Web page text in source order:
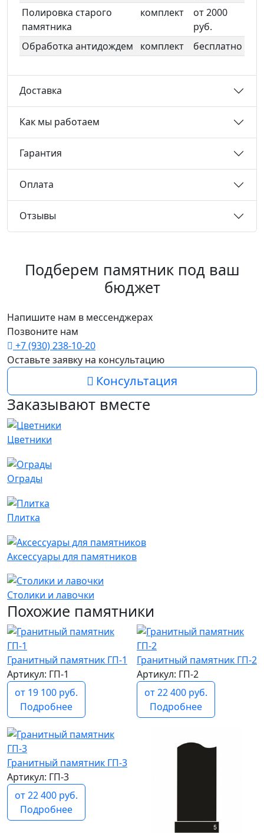
Полировка старого
памятника
комплект
от 2000
руб.
Обработка антидождем
комплект бесплатно
Доставка
Как мы работаем
Гарантия
Оплата
Отзывы
Подберем памятник под ваш
бюджет
Напишите нам в мессенджерах
Позвоните нам
+7 (930) 238-10-20
Оставьте заявку на консультацию
Консультация
Заказывают вместе
Цветники
Ограды
Плитка
Аксессуары для памятников
Столики и лавочки
Похожие памятники
Гранитный памятник ГП-1
Артикул: ГП-1
от 19 100 руб.
Подробнее
Гранитный памятник ГП-2
Артикул: ГП-2
от 22 400 руб.
Подробнее
Гранитный памятник ГП-3
Артикул: ГП-3
от 22 400 руб.
Подробнее